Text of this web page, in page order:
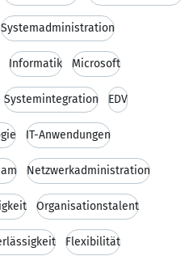
Systemadministration
Informatik Microsoft
Systemintegration EDV
IT-Anwendungen
Netzwerkadministration
Organisationstalent
Flexibilität